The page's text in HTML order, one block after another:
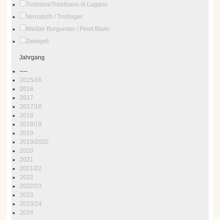
Turbiana/Trebbiano di Lugano
Vernatsch / Trollinger
Weißer Burgunder / Pinot Blanc
Zweigelt
Jahrgang
----
2015/16
2016
2017
2017/18
2018
2018/19
2019
2019/2020
2020
2021
2021/22
2022
2022/23
2023
2023/24
2024